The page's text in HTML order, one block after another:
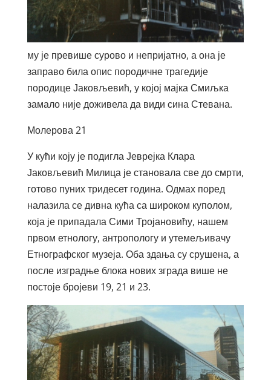
му је превише сурово и непријатно, а она је
заправо била опис породичне трагедије
породице Јаковљевић, у којој мајка Смиљка
замало није доживела да види сина Стевана.
Молерова 21
У кући коју је подигла Јеврејка Клара
Јаковљевић Милица је становала све до смрти,
готово пуних тридесет година. Одмах поред
налазила се дивна кућа са широком куполом,
која је припадала Сими Тројановићу, нашем
првом етнологу, антропологу и утемељивачу
Етнографског музеја. Оба здања су срушена, а
после изградње блока нових зграда више не
постоје бројеви 19, 21 и 23.